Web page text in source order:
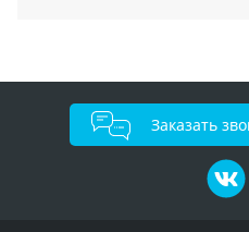
Заказать